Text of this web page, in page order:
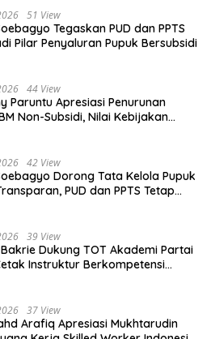
51 View
Tegaskan PUD dan PPTS
Pilar Penyaluran Pupuk Bersubsidi
44 View
Paruntu Apresiasi Penurunan
Non-Subsidi, Nilai Kebijakan
42 View
Dorong Tata Kelola Pupuk
PUD dan PPTS Tetap
39 View
Dukung TOT Akademi Partai
Instruktur Berkompetensi
37 View
Arafiq Apresiasi Mukhtarudin